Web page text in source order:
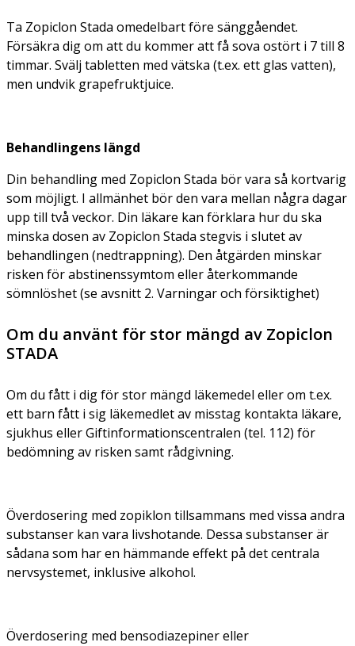
Ta Zopiclon Stada omedelbart före sänggåendet.
Försäkra dig om att du kommer att få sova ostört i 7 till 8
timmar. Svälj tabletten med vätska (t.ex. ett glas vatten),
men undvik grapefruktjuice.
Behandlingens längd
Din behandling med Zopiclon Stada bör vara så kortvarig
som möjligt. I allmänhet bör den vara mellan några dagar
upp till två veckor. Din läkare kan förklara hur du ska
minska dosen av Zopiclon Stada stegvis i slutet av
behandlingen (nedtrappning). Den åtgärden minskar
risken för abstinenssymtom eller återkommande
sömnlöshet (se avsnitt 2. Varningar och försiktighet)
Om du använt för stor mängd av Zopiclon
STADA
Om du fått i dig för stor mängd läkemedel eller om t.ex.
ett barn fått i sig läkemedlet av misstag kontakta läkare,
sjukhus eller Giftinformationscentralen (tel. 112) för
bedömning av risken samt rådgivning.
Överdosering med zopiklon tillsammans med vissa andra
substanser kan vara livshotande. Dessa substanser är
sådana som har en hämmande effekt på det centrala
nervsystemet, inklusive alkohol.
Överdosering med bensodiazepiner eller